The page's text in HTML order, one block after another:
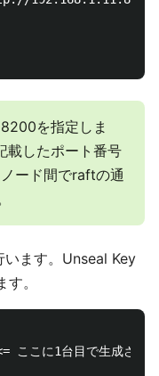
を指定しま
載したポート番号
ード間でraftの通
います。Unseal Key
。
に1台目で生成され